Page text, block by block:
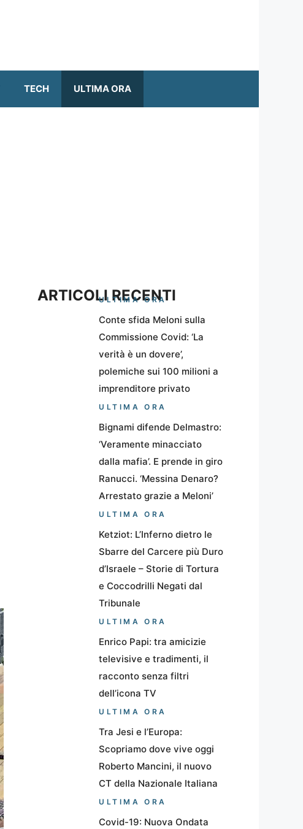
TECH ULTIMA ORA
ARTICOLI RECENTI
ULTIMA ORA
Conte sfida Meloni sulla
Commissione Covid: ‘La
verità è un dovere’,
polemiche sui 100 milioni a
imprenditore privato
ULTIMA ORA
Bignami difende Delmastro:
‘Veramente minacciato
dalla mafia’. E prende in giro
Ranucci. ‘Messina Denaro?
Arrestato grazie a Meloni’
ULTIMA ORA
Ketziot: L’Inferno dietro le
Sbarre del Carcere più Duro
d’Israele – Storie di Tortura
e Coccodrilli Negati dal
Tribunale
ULTIMA ORA
Enrico Papi: tra amicizie
televisive e tradimenti, il
racconto senza filtri
dell’icona TV
ULTIMA ORA
Tra Jesi e l’Europa:
Scopriamo dove vive oggi
Roberto Mancini, il nuovo
CT della Nazionale Italiana
ULTIMA ORA
Covid-19: Nuova Ondata